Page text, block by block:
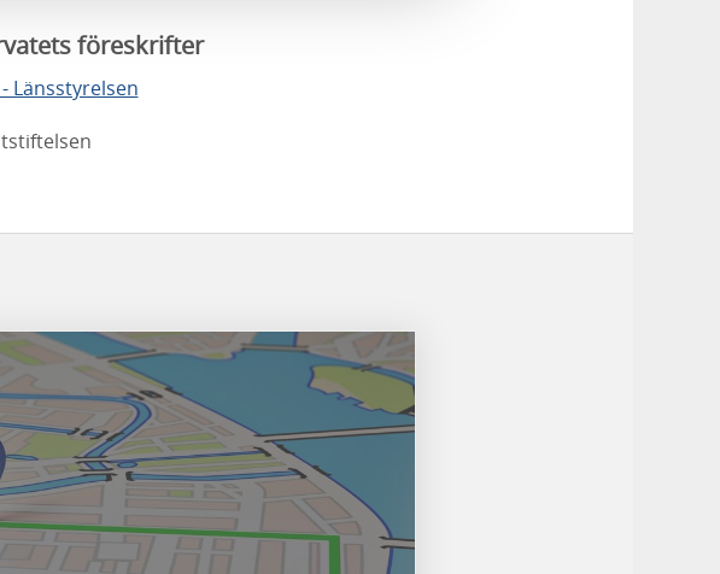
föreskrifter
Länsstyrelsen